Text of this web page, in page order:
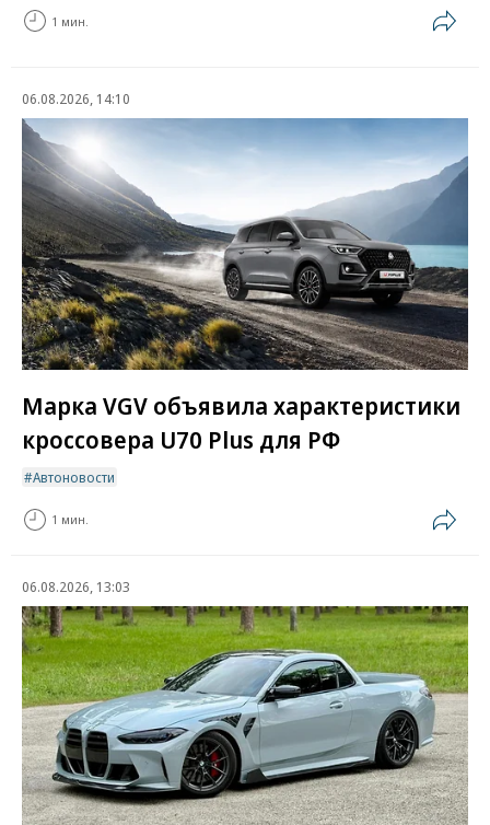
1 мин.
06.08.2026, 14:10
Марка VGV объявила характеристики
кроссовера U70 Plus для РФ
Автоновости
1 мин.
06.08.2026, 13:03